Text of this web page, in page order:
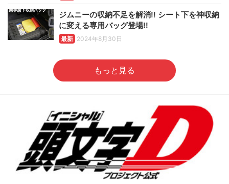
ジムニーの収納不足を解消!! シート下を神収納
に変える専用バッグ登場!!
最新 2024年8月30日
もっと見る